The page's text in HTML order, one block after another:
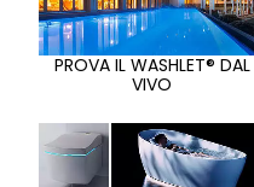
PROVA IL WASHLET® DAL
VIVO